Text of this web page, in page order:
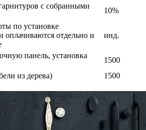
с собранными
10%
по установке
оплачиваются отдельно и
инд.
панель, установка
1500
из дерева)
1500